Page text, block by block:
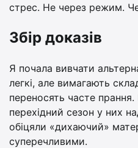
стрес. Не через режим.
Збір доказів
Я почала вивчати
легкі, але вимагають
переносять часте
перехідний сезон у них
обіцяли «дихаючий»
суперечливими.